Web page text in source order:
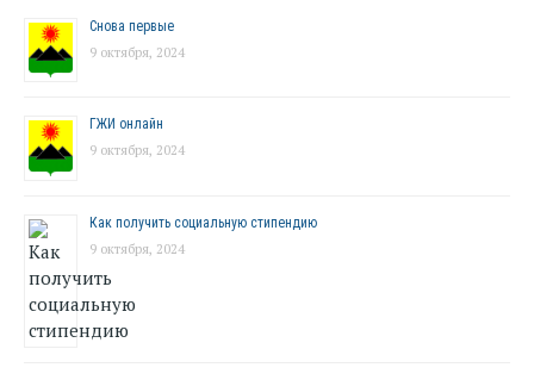
Снова первые
9 октября, 2024
ГЖИ онлайн
9 октября, 2024
Как получить социальную стипендию
9 октября, 2024